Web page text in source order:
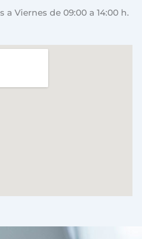
a Viernes de 09:00 a 14:00 h.